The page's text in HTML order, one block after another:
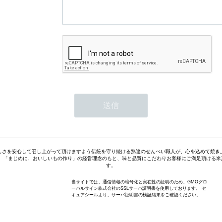
さを安心して召し上がって頂けますよう伝統を守り続ける熟達のせんべい職人が、心を込めて焼き
「まじめに、おいしいもの作り」の経営理念のもと、味と品質にこだわりお客様にご満足頂ける
す。
当サイトでは、通信情報の暗号化と実在性の証明のため、GMOグロ
ーバルサイン株式会社のSSLサーバ証明書を使用しております。 セ
キュアシールより、サーバ証明書の検証結果をご確認ください。